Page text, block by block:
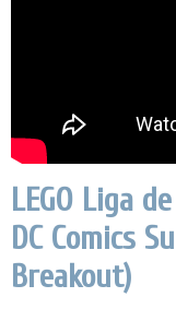
LEGO Liga
DC Comics
Breakout)